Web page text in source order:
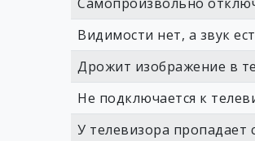
Видимости нет, а звук
Дрожит изображение в
Не подключается к
У телевизора пропадает